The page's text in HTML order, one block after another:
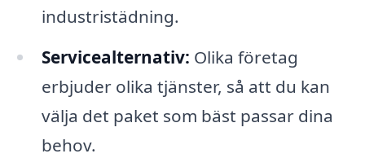
industristädning.
Servicealternativ: Olika företag
erbjuder olika tjänster, så att du kan
välja det paket som bäst passar dina
behov.